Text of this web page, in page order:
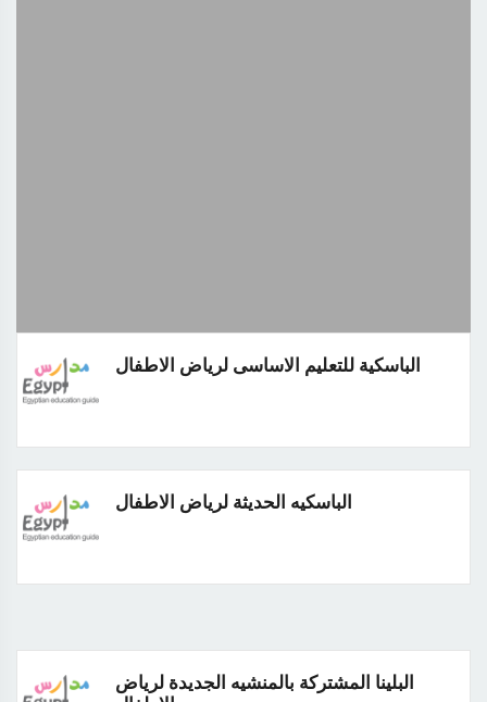
الباسكية للتعليم الاساسى لرياض الاطفال
الباسكيه الحديثة لرياض الاطفال
البلينا المشتركة بالمنشيه الجديدة لرياض